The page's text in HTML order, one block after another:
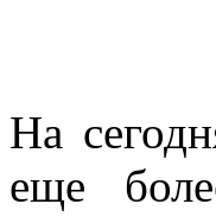
На
еще